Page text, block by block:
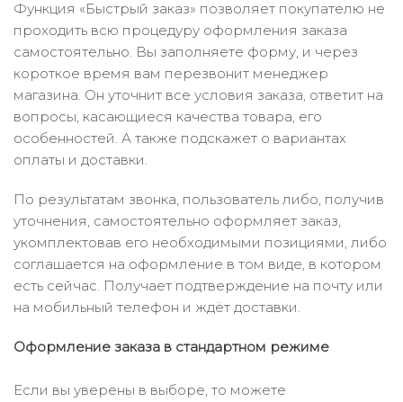
Функция «Быстрый заказ» позволяет покупателю не
проходить всю процедуру оформления заказа
самостоятельно. Вы заполняете форму, и через
короткое время вам перезвонит менеджер
магазина. Он уточнит все условия заказа, ответит на
вопросы, касающиеся качества товара, его
особенностей. А также подскажет о вариантах
оплаты и доставки.
По результатам звонка, пользователь либо, получив
уточнения, самостоятельно оформляет заказ,
укомплектовав его необходимыми позициями, либо
соглашается на оформление в том виде, в котором
есть сейчас. Получает подтверждение на почту или
на мобильный телефон и ждёт доставки.
Оформление заказа в стандартном режиме
Если вы уверены в выборе, то можете